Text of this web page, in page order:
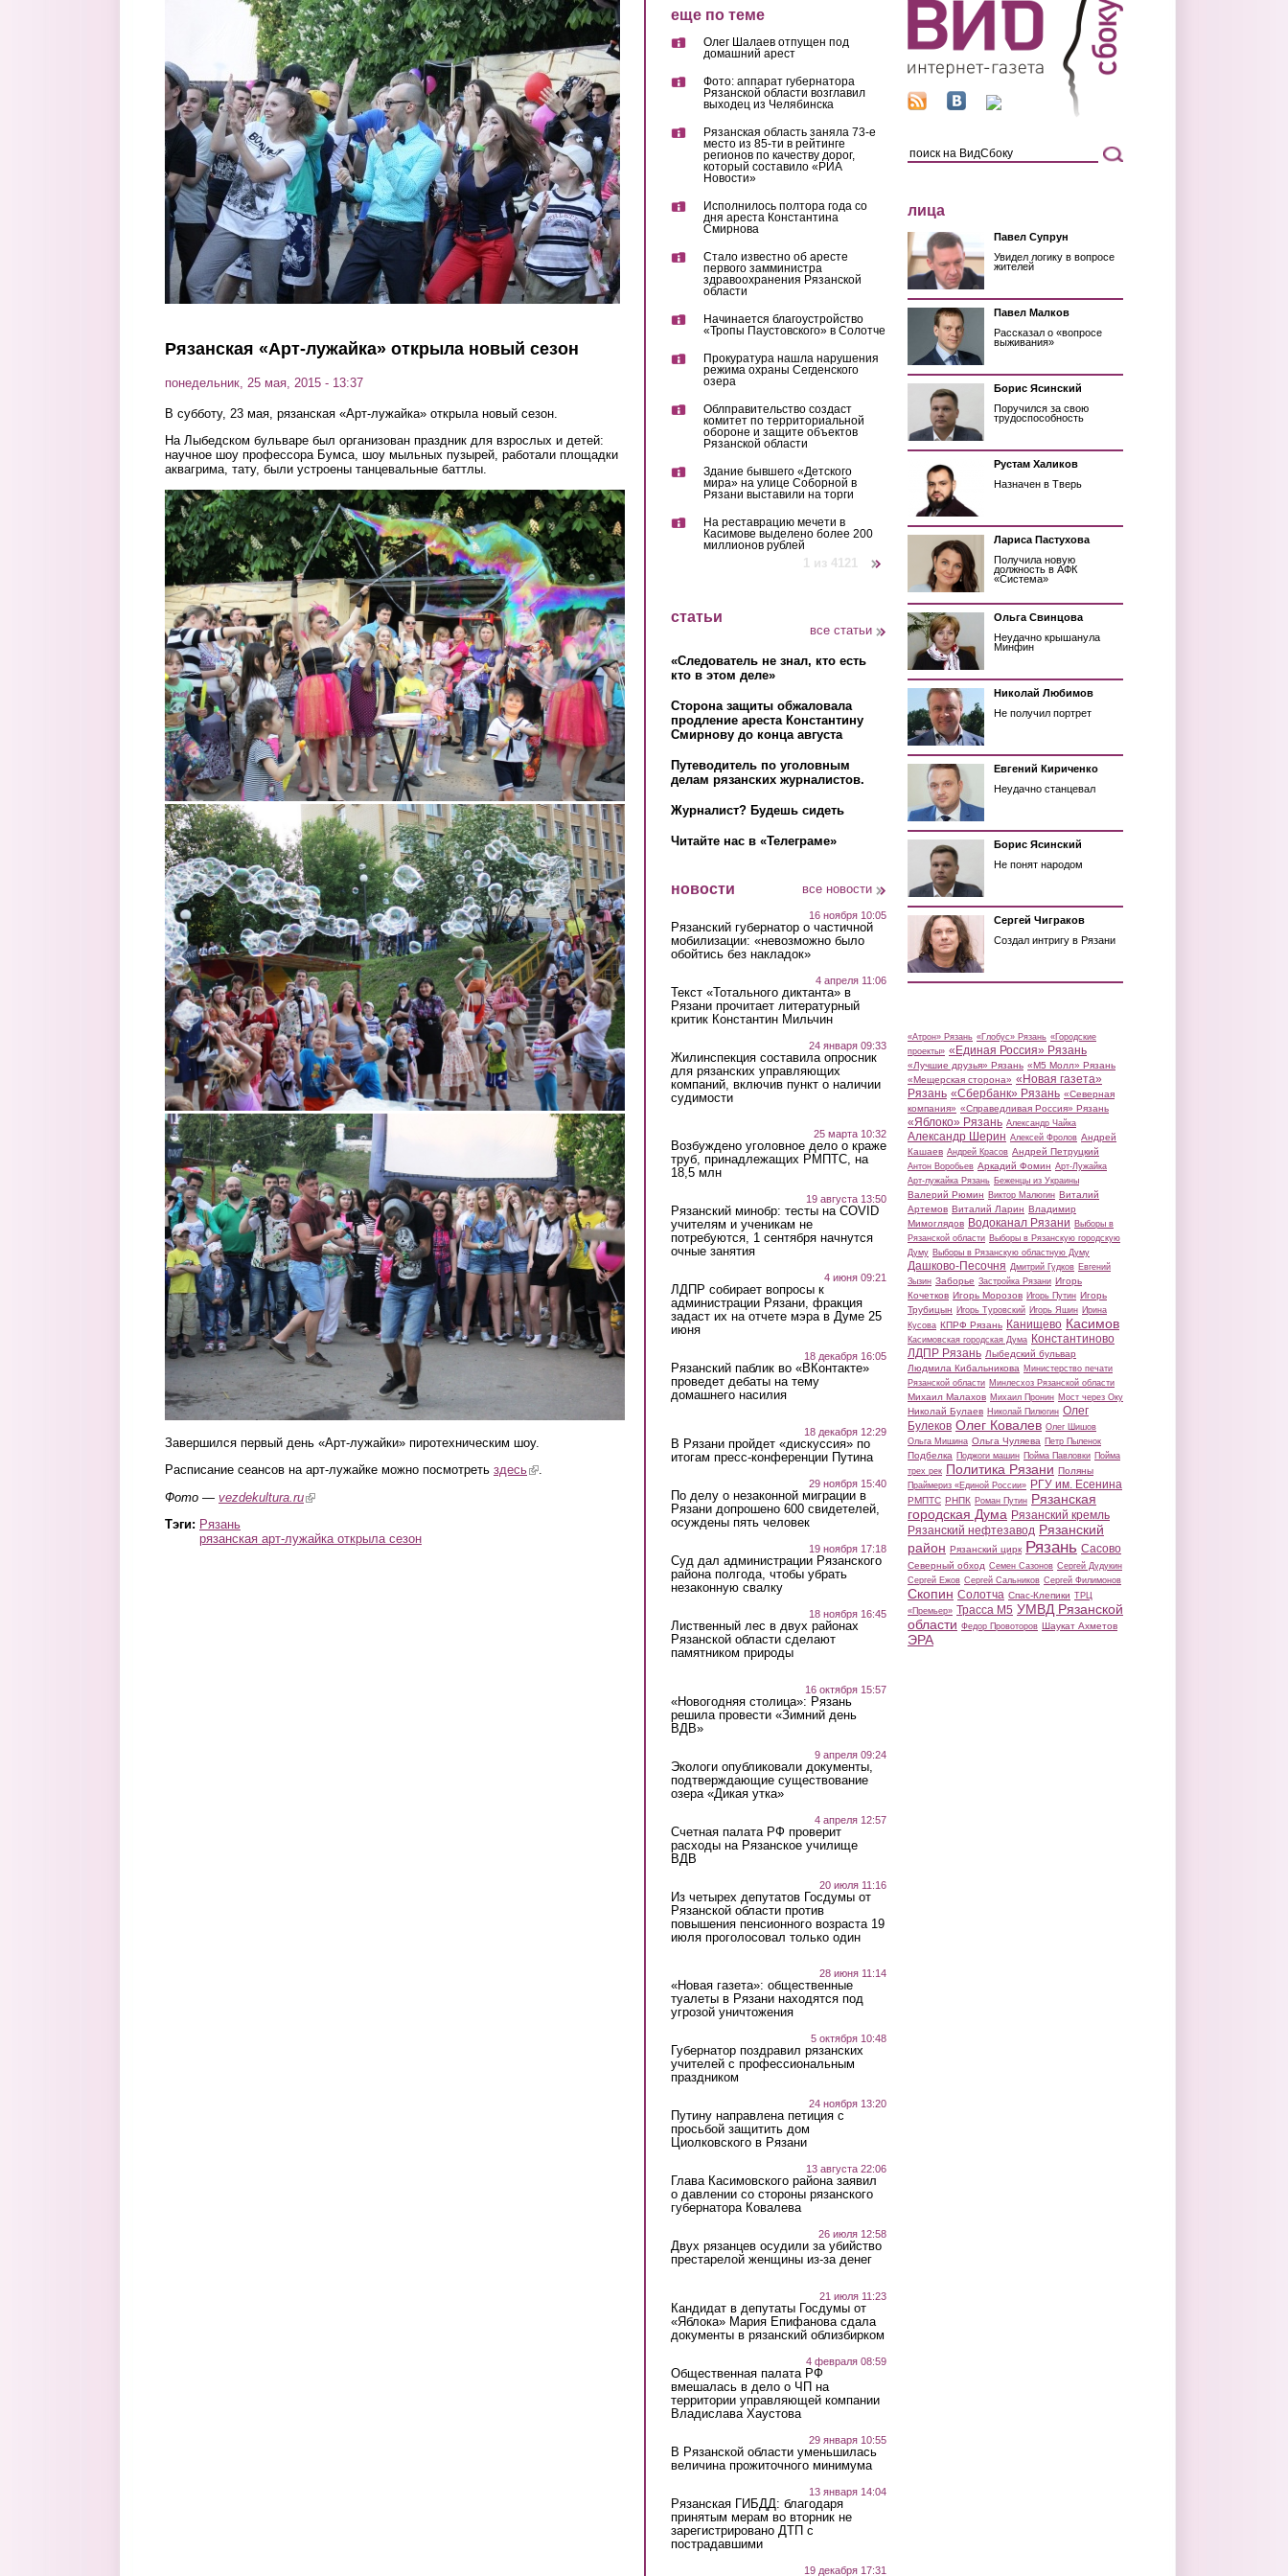
Рязанская «Арт-лужайка» открыла новый сезон
понедельник, 25 мая, 2015 - 13:37
В субботу, 23 мая, рязанская «Арт-лужайка» открыла новый сезон.
На Лыбедском бульваре был организован праздник для взрослых и детей:
научное шоу профессора Бумса, шоу мыльных пузырей, работали площадки
аквагрима, тату, были устроены танцевальные баттлы.
1.jpg
2.jpg
4.jpg
Завершился первый день «Арт-лужайки» пиротехническим шоу.
Расписание сеансов на арт-лужайке можно посмотреть здесь(link is external)
.
Фото — vezdekultura.ru(link is external)
Тэги: Рязань
рязанская арт-лужайка открыла сезон
еще по теме
Олег Шалаев отпущен под
домашний арест
Фото: аппарат губернатора
Рязанской области возглавил
выходец из Челябинска
Рязанская область заняла 73-е
место из 85-ти в рейтинге
регионов по качеству дорог,
который составило «РИА
Новости»
Исполнилось полтора года со
дня ареста Константина
Смирнова
Стало известно об аресте
первого замминистра
здравоохранения Рязанской
области
Начинается благоустройство
«Тропы Паустовского» в Солотче
Прокуратура нашла нарушения
режима охраны Сегденского
озера
Облправительство создаст
комитет по территориальной
обороне и защите объектов
Рязанской области
Здание бывшего «Детского
мира» на улице Соборной в
Рязани выставили на торги
На реставрацию мечети в
Касимове выделено более 200
миллионов рублей
1 из 4121
статьи
все статьи
«Следователь не знал, кто есть
кто в этом деле»
Сторона защиты обжаловала
продление ареста Константину
Смирнову до конца августа
Путеводитель по уголовным
делам рязанских журналистов.
Журналист? Будешь сидеть
Читайте нас в «Телеграме»
новости все новости
16 ноября 10:05
Рязанский губернатор о частичной
мобилизации: «невозможно было
обойтись без накладок»
4 апреля 11:06
Текст «Тотального диктанта» в
Рязани прочитает литературный
критик Константин Мильчин
24 января 09:33
Жилинспекция составила опросник
для рязанских управляющих
компаний, включив пункт о наличии
судимости
25 марта 10:32
Возбуждено уголовное дело о краже
труб, принадлежащих РМПТС, на
18,5 млн
19 августа 13:50
Рязанский минобр: тесты на COVID
учителям и ученикам не
потребуются, 1 сентября начнутся
очные занятия
4 июня 09:21
ЛДПР собирает вопросы к
администрации Рязани, фракция
задаст их на отчете мэра в Думе 25
июня
18 декабря 16:05
Рязанский паблик во «ВКонтакте»
проведет дебаты на тему
домашнего насилия
18 декабря 12:29
В Рязани пройдет «дискуссия» по
итогам пресс-конференции Путина
29 ноября 15:40
По делу о незаконной миграции в
Рязани допрошено 600 свидетелей,
осуждены пять человек
19 ноября 17:18
Суд дал администрации Рязанского
района полгода, чтобы убрать
незаконную свалку
18 ноября 16:45
Лиственный лес в двух районах
Рязанской области сделают
памятником природы
16 октября 15:57
«Новогодняя столица»: Рязань
решила провести «Зимний день
ВДВ»
9 апреля 09:24
Экологи опубликовали документы,
подтверждающие существование
озера «Дикая утка»
4 апреля 12:57
Счетная палата РФ проверит
расходы на Рязанское училище
ВДВ
20 июля 11:16
Из четырех депутатов Госдумы от
Рязанской области против
повышения пенсионного возраста 19
июля проголосовал только один
28 июня 11:14
«Новая газета»: общественные
туалеты в Рязани находятся под
угрозой уничтожения
5 октября 10:48
Губернатор поздравил рязанских
учителей с профессиональным
праздником
24 ноября 13:20
Путину направлена петиция с
просьбой защитить дом
Циолковского в Рязани
13 августа 22:06
Глава Касимовского района заявил
о давлении со стороны рязанского
губернатора Ковалева
26 июля 12:58
Двух рязанцев осудили за убийство
престарелой женщины из-за денег
21 июля 11:23
Кандидат в депутаты Госдумы от
«Яблока» Мария Епифанова сдала
документы в рязанский облизбирком
4 февраля 08:59
Общественная палата РФ
вмешалась в дело о ЧП на
территории управляющей компании
Владислава Хаустова
29 января 10:55
В Рязанской области уменьшилась
величина прожиточного минимума
13 января 14:04
Рязанская ГИБДД: благодаря
принятым мерам во вторник не
зарегистрировано ДТП с
пострадавшими
19 декабря 17:31
лица
Павел Супрун
Увидел логику в вопросе
жителей
Павел Малков
Рассказал о «вопросе
выживания»
Борис Ясинский
Поручился за свою
трудоспособность
Рустам Халиков
Назначен в Тверь
Лариса Пастухова
Получила новую
должность в АФК
«Система»
Ольга Свинцова
Неудачно крышанула
Минфин
Николай Любимов
Не получил портрет
Евгений Кириченко
Неудачно станцевал
Борис Ясинский
Не понят народом
Сергей Чиграков
Создал интригу в Рязани
«Атрон» Рязань «Глобус» Рязань «Городские
проекты» «Единая Россия» Рязань
«Лучшие друзья» Рязань «М5 Молл» Рязань
«Мещерская сторона» «Новая газета»
Рязань «Сбербанк» Рязань «Северная
компания» «Справедливая Россия» Рязань
«Яблоко» Рязань Александр Чайка
Александр Шерин Алексей Фролов Андрей
Кашаев Андрей Красов Андрей Петруцкий
Антон Воробьев Аркадий Фомин Арт-Лужайка
Арт-лужайка Рязань Беженцы из Украины
Валерий Рюмин Виктор Малюгин Виталий
Артемов Виталий Ларин Владимир
Мимоглядов Водоканал Рязани Выборы в
Рязанской области Выборы в Рязанскую городскую
Думу Выборы в Рязанскую областную Думу
Дашково-Песочня Дмитрий Гудков Евгений
Зызин Заборье Застройка Рязани Игорь
Кочетков Игорь Морозов Игорь Путин Игорь
Трубицын Игорь Туровский Игорь Яшин Ирина
Кусова КПРФ Рязань Канищево Касимов
Касимовская городская Дума Константиново
ЛДПР Рязань Лыбедский бульвар
Людмила Кибальникова Министерство печати
Рязанской области Минлесхоз Рязанской области
Михаил Малахов Михаил Пронин Мост через Оку
Николай Булаев Николай Пилюгин Олег
Булеков Олег Ковалев Олег Шишов
Ольга Мишина Ольга Чуляева Петр Пыленок
Подбелка Поджоги машин Пойма Павловки Пойма
трех рек Политика Рязани Поляны
Праймериз «Единой России» РГУ им. Есенина
РМПТС РНПК Роман Путин Рязанская
городская Дума Рязанский кремль
Рязанский нефтезавод Рязанский
район Рязанский цирк Рязань Сасово
Северный обход Семен Сазонов Сергей Дудукин
Сергей Ежов Сергей Сальников Сергей Филимонов
Скопин Солотча Спас-Клепики ТРЦ
«Премьер» Трасса М5 УМВД Рязанской
области Федор Провоторов Шаукат Ахметов
ЭРА